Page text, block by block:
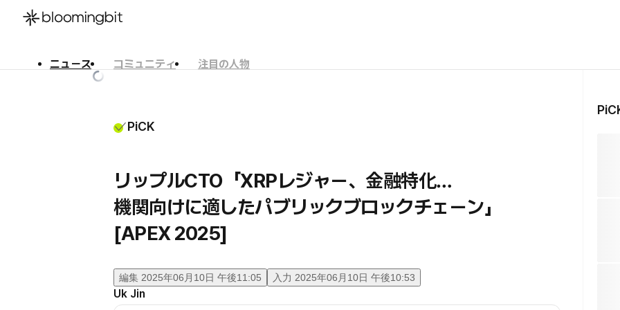
ニュース コミュニティ
注目の人物
PiCK
リップルCTO「XRPレジャー、金融特化…
機関向けに適したパブリックブロックチェーン」
[APEX 2025]
編集 2025年06月10日 午後11:05 入力 2025年06月10日 午後10:53
Uk Jin